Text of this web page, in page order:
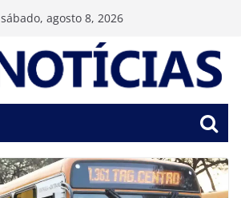
sábado, agosto 8, 2026